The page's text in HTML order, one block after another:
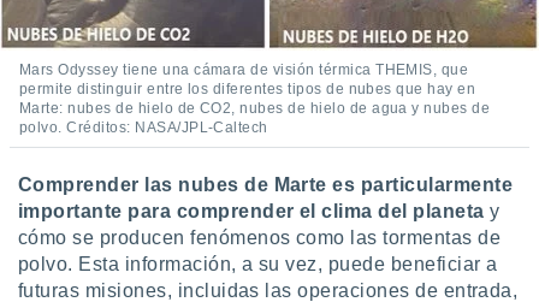
Mars Odyssey tiene una cámara de visión térmica THEMIS, que
permite distinguir entre los diferentes tipos de nubes que hay en
Marte: nubes de hielo de CO2, nubes de hielo de agua y nubes de
polvo. Créditos: NASA/JPL-Caltech
Comprender las nubes de Marte es particularmente
importante para comprender el clima del planeta y
cómo se producen fenómenos como las tormentas de
polvo. Esta información, a su vez, puede beneficiar a
futuras misiones, incluidas las operaciones de entrada,